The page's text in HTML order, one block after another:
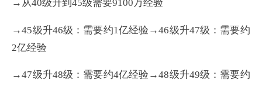
→从40级升到45级需要9100万经验
→45级升46级：需要约1亿经验→46级升47级：需要约
2亿经验
→47级升48级：需要约4亿经验→48级升49级：需要约